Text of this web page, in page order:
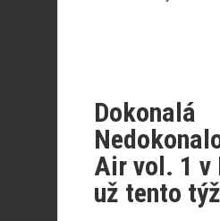
Dokonalá
Air vol. 1 v
už tento